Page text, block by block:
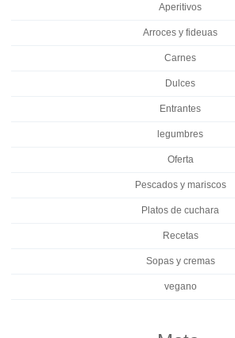
Aperitivos
Arroces y fideuas
Carnes
Dulces
Entrantes
legumbres
Oferta
Pescados y mariscos
Platos de cuchara
Recetas
Sopas y cremas
vegano